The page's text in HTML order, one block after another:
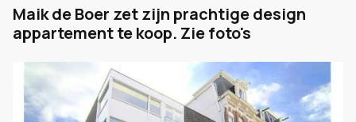
Maik de Boer zet zijn prachtige design
appartement te koop. Zie foto's